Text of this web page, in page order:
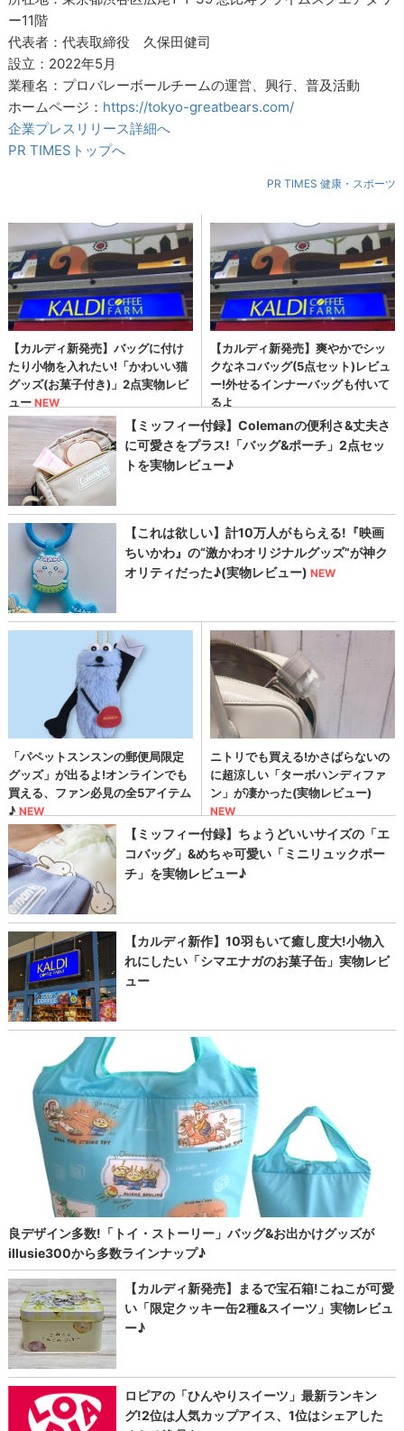
ー11階
代表者：代表取締役 久保田健司
設立：2022年5月
業種名：プロバレーボールチームの運営、興行、普及活動
ホームページ： https://tokyo-greatbears.com/
企業プレスリリース詳細へ
PR TIMESトップへ
PR TIMES 健康・スポーツ